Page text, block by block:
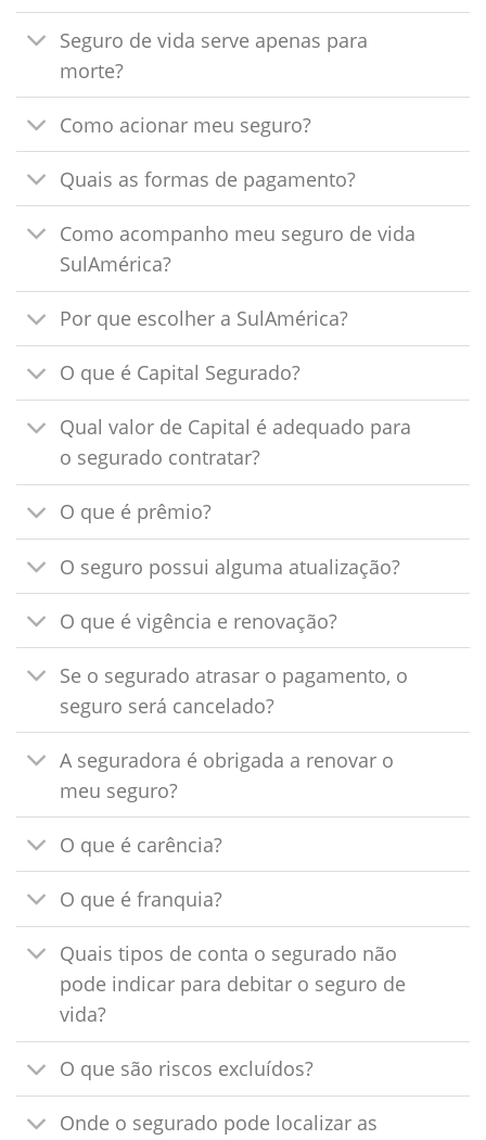
Seguro de vida serve apenas para
morte?
Como acionar meu seguro?
Quais as formas de pagamento?
Como acompanho meu seguro de vida
SulAmérica?
Por que escolher a SulAmérica?
O que é Capital Segurado?
Qual valor de Capital é adequado para
o segurado contratar?
O que é prêmio?
O seguro possui alguma atualização?
O que é vigência e renovação?
Se o segurado atrasar o pagamento, o
seguro será cancelado?
A seguradora é obrigada a renovar o
meu seguro?
O que é carência?
O que é franquia?
Quais tipos de conta o segurado não
pode indicar para debitar o seguro de
vida?
O que são riscos excluídos?
Onde o segurado pode localizar as